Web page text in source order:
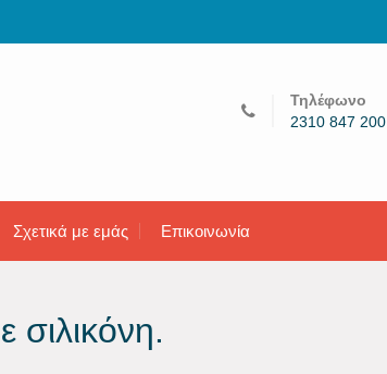
Τηλέφωνο
2310 847 200
Σχετικά με εμάς Επικοινωνία
σιλικόνη.